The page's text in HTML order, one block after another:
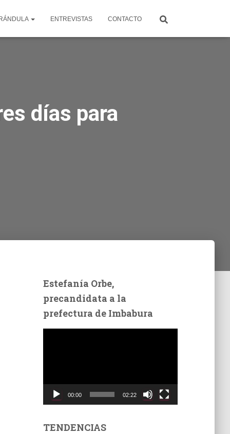
ENTREVISTAS CONTACTO
días para
Estefanía Orbe,
precandidata a la
prefectura de Imbabura
t
00:00 02:22
TENDENCIAS